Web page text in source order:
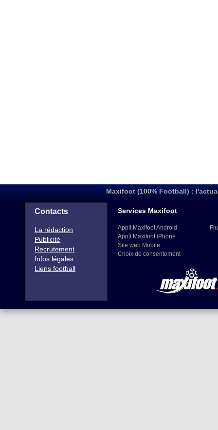
Maxifoot (100% Football) :
Contacts
La rédaction
Publicité
Recrutement
Infos légales
Liens football
Services Maxifoot
Appli Maxifoot Android
Appli Maxifoot iPhone
Site web Mobile
Choix de consentement